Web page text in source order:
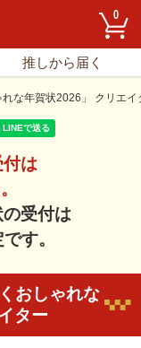
0
推しから届く
れな年賀状2026」 クリエイ
は
受付は
す。
おしゃれな
ター